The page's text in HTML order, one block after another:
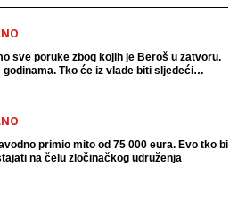
sve poruke zbog kojih je Beroš u zatvoru.
godinama. Tko će iz vlade biti sljedeći
primio mito od 75 000 eura. Evo tko bi
na čelu zločinačkog udruženja